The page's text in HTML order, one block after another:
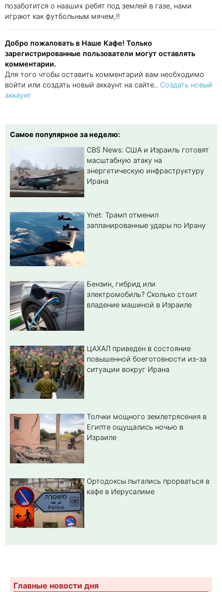
позаботится о нааших ребят под землей в газе, нами
играют как футбольным мячем,!!
Добро пожаловать в Наше Кафе! Только
зарегистрированные пользователи могут оставлять
комментарии.
Для того чтобы оставить комментарий вам необходимо
войти или создать новый аккаунт на сайте.. Создать новый
аккаунт
Самое популярное за неделю:
CBS News: США и Израиль готовят
масштабную атаку на
энергетическую инфраструктуру
Ирана
Ynet: Трамп отменил
запланированные удары по Ирану
Бензин, гибрид или
электромобиль? Cколько стоит
владение машиной в Израиле
ЦАХАЛ приведен в состояние
повышенной боеготовности из-за
ситуации вокруг Ирана
Толчки мощного землетрясения в
Египте ощущались ночью в
Израиле
Ортодоксы пытались прорваться в
кафе в Иерусалиме
Главные новости дня